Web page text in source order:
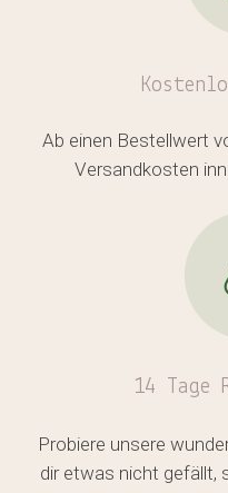
Ab einen Bestellwert
Versandkosten
14 Tage
Probiere unsere
dir etwas nicht gefällt,